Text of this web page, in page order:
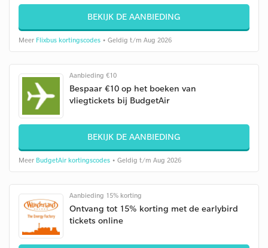
BEKIJK DE AANBIEDING
Meer Flixbus kortingscodes • Geldig t/m Aug 2026
Aanbieding €10
Bespaar €10 op het boeken van
vliegtickets bij BudgetAir
BEKIJK DE AANBIEDING
Meer BudgetAir kortingscodes • Geldig t/m Aug 2026
Aanbieding 15% korting
Ontvang tot 15% korting met de earlybird
tickets online